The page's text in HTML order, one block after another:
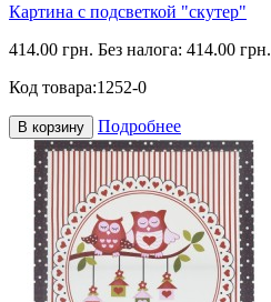
Картина с подсветкой "скутер"
414.00 грн. Без налога: 414.00 грн.
Код товара:1252-0
В корзину Подробнее